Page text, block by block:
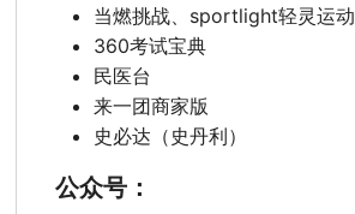
当燃挑战、sportlight轻灵运动
360考试宝典
民医台
来一团商家版
史必达（史丹利）
公众号：